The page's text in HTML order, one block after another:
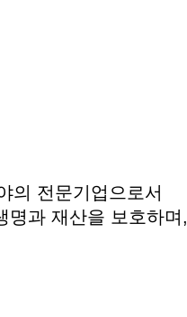
의 전문기업으로서
명과 재산을 보호하며,